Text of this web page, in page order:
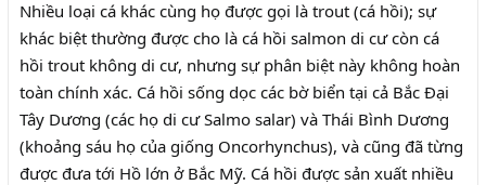
Nhiều loại cá khác cùng họ được gọi là trout (cá hồi); sự
khác biệt thường được cho là cá hồi salmon di cư còn cá
hồi trout không di cư, nhưng sự phân biệt này không hoàn
toàn chính xác. Cá hồi sống dọc các bờ biển tại cả Bắc Đại
Tây Dương (các họ di cư Salmo salar) và Thái Bình Dương
(khoảng sáu họ của giống Oncorhynchus), và cũng đã từng
được đưa tới Hồ lớn ở Bắc Mỹ. Cá hồi được sản xuất nhiều